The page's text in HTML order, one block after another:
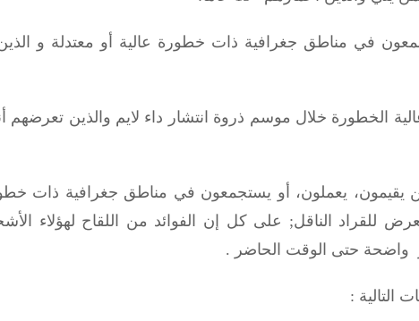
في مناطق جغرافية ذات خطورة عالية أو معتدلة و
الخطورة خلال موسم ذروة انتشار داء لايم والذين
يقيمون، يعملون، أو يستجمعون في مناطق جغرافية ذات
للقراد الناقل; على كل إن الفوائد من اللقاح لهؤلاء
واضحة حتى الوقت الحاضر .